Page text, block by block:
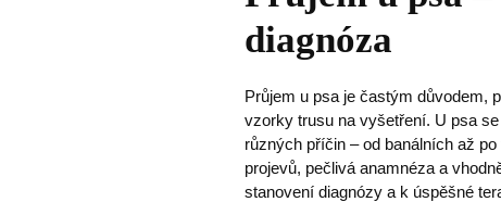
diagnóza
Průjem u psa je častým důvodem,
vzorky trusu na vyšetření. U psa
různých příčin – od banálních až
projevů, pečlivá anamnéza a
stanovení diagnózy a k úspěšné